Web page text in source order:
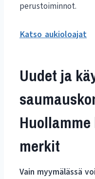
perustoiminnot.
Katso aukioloajat
Uudet ja
merkit
Vain myymälässä